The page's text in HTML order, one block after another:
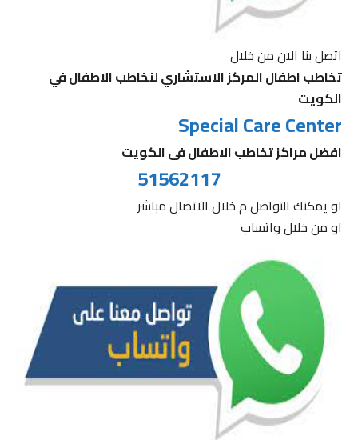
اتصل بنا الان من خلال
تخاطب اطفال المركز الاستشاري لنخاطب الاطفال في
الكويت
Special Care Center
افضل مراكز تخاطب الاطفال فى الكويت
51562117
او يمكنك التواصل م خلال الاتصال مباشر
او من خلال واتساب